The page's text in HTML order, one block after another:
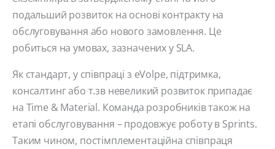
подальший розвиток на основі контракту на
обслуговування або нового замовлення. Це
робиться на умовах, зазначених у SLA.
Як стандарт, у співпраці з eVolpe, підтримка,
консалтинг або т.зв невеликий розвиток припадає
на Time & Material. Команда розробників також на
етапі обслуговування – продовжує роботу в Sprints.
Таким чином, постімплементаційна співпраця